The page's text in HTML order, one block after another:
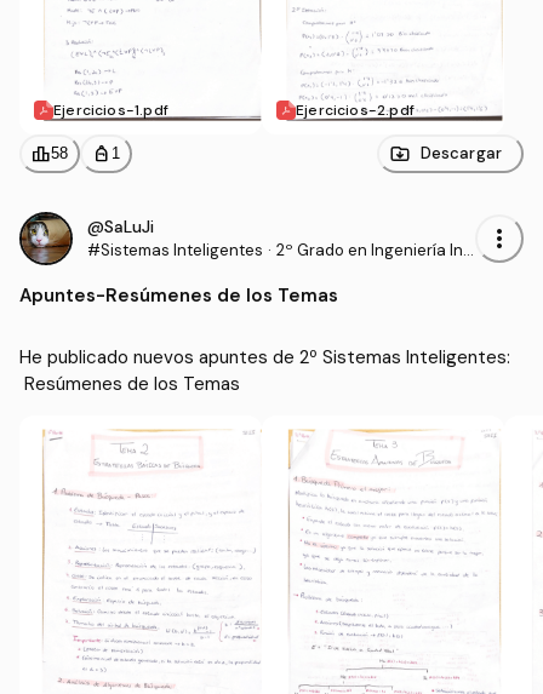
Ejercicios-1.pdf Ejercicios-2.pdf
leaderboard58 personal_bag 1 Descargar
@SaLuJi
#Sistemas Inteligentes · 2º Grado en Ingeniería Inf
more_vert
Apuntes-Resúmenes de los Temas
He publicado nuevos apuntes de 2º Sistemas Inteligentes:
Resúmenes de los Temas